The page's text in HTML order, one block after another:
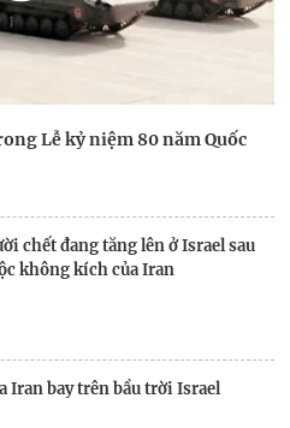
Lễ kỷ niệm 80 năm Quốc
chết đang tăng lên ở Israel sau
không kích của Iran
Iran bay trên bầu trời Israel